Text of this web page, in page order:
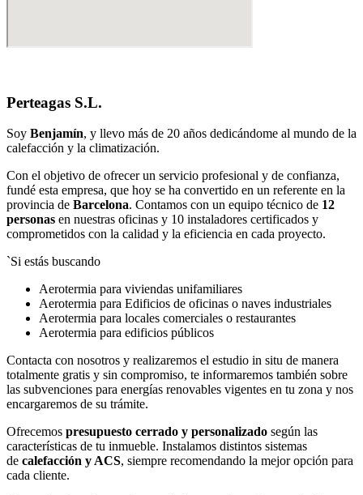
Perteagas S.L.
Soy Benjamín, y llevo más de 20 años dedicándome al mundo de la
calefacción y la climatización.
Con el objetivo de ofrecer un servicio profesional y de confianza,
fundé esta empresa, que hoy se ha convertido en un referente en la
provincia de Barcelona. Contamos con un equipo técnico de 12
personas en nuestras oficinas y 10 instaladores certificados y
comprometidos con la calidad y la eficiencia en cada proyecto.
`Si estás buscando
Aerotermia para viviendas unifamiliares
Aerotermia para Edificios de oficinas o naves industriales
Aerotermia para locales comerciales o restaurantes
Aerotermia para edificios públicos
Contacta con nosotros y realizaremos el estudio in situ de manera
totalmente gratis y sin compromiso, te informaremos también sobre
las subvenciones para energías renovables vigentes en tu zona y nos
encargaremos de su trámite.
Ofrecemos presupuesto cerrado y personalizado según las
características de tu inmueble. Instalamos distintos sistemas
de calefacción y ACS, siempre recomendando la mejor opción para
cada cliente.